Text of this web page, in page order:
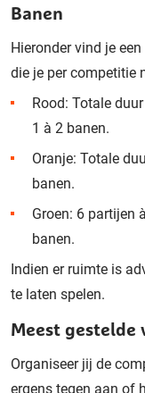
Banen
Hieronder vind je
die je per competitie
Rood: Totale
1 à 2 banen.
Oranje: Totale
banen.
Groen: 6 partijen
banen.
Indien er ruimte is
te laten spelen.
Meest gestelde
Organiseer jij de
ergens tegen aan of